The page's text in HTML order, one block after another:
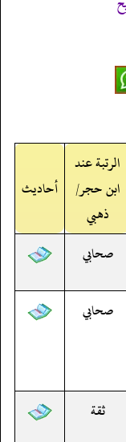
الرتبة عند
ابن حجر/
ذهبي
أحاديث
صحابي
صحابي
ثقة